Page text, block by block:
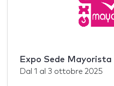
Expo Sede Mayorista
Dal 1 al 3 ottobre 2025